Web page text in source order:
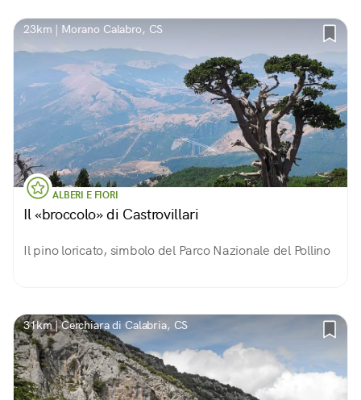
23km | Morano Calabro, CS
ALBERI E FIORI
Il «broccolo» di Castrovillari
Il pino loricato, simbolo del Parco Nazionale del Pollino
31km | Cerchiara di Calabria, CS